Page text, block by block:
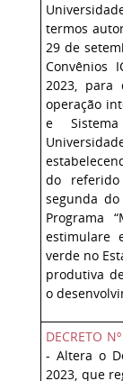
termos
29 de
Convênios
2023, para
operação
e
do
segunda
Programa
estimulare
verde no
produtiva
o
DECRETO
- Altera o
2023, que